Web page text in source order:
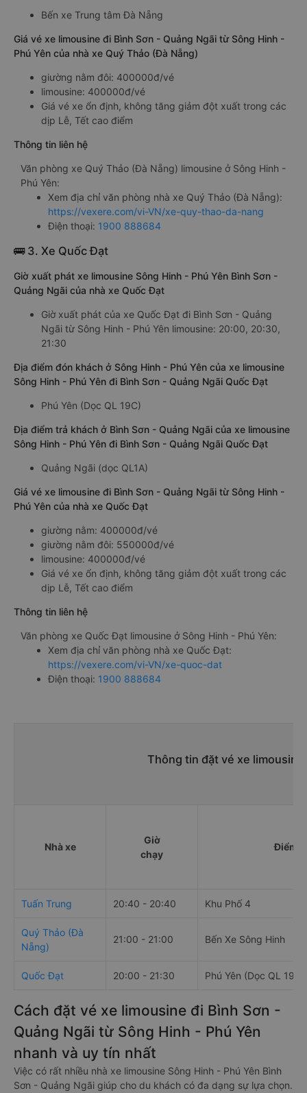
Bến xe Trung tâm Đà Nẵng
Giá vé xe limousine đi Bình Sơn - Quảng Ngãi từ Sông Hinh -
Phú Yên của nhà xe Quý Thảo (Đà Nẵng)
giường nằm đôi: 400000đ/vé
limousine: 400000đ/vé
Giá vé xe ổn định, không tăng giảm đột xuất trong các
dịp Lễ, Tết cao điểm
Thông tin liên hệ
Văn phòng xe Quý Thảo (Đà Nẵng) limousine ở Sông Hinh -
Phú Yên:
Xem địa chỉ văn phòng nhà xe Quý Thảo (Đà Nẵng):
https://vexere.com/vi-VN/xe-quy-thao-da-nang
Điện thoại: 1900 888684
🚌 3. Xe Quốc Đạt
Giờ xuất phát xe limousine Sông Hinh - Phú Yên Bình Sơn -
Quảng Ngãi của nhà xe Quốc Đạt
Giờ xuất phát của xe Quốc Đạt đi Bình Sơn - Quảng
Ngãi từ Sông Hinh - Phú Yên limousine: 20:00, 20:30,
21:30
Địa điểm đón khách ở Sông Hinh - Phú Yên của xe limousine
Sông Hinh - Phú Yên đi Bình Sơn - Quảng Ngãi Quốc Đạt
Phú Yên (Dọc QL 19C)
Địa điểm trả khách ở Bình Sơn - Quảng Ngãi của xe limousine
Sông Hinh - Phú Yên đi Bình Sơn - Quảng Ngãi Quốc Đạt
Quảng Ngãi (dọc QL1A)
Giá vé xe limousine đi Bình Sơn - Quảng Ngãi từ Sông Hinh -
Phú Yên của nhà xe Quốc Đạt
giường nằm: 400000đ/vé
giường nằm đôi: 550000đ/vé
limousine: 400000đ/vé
Giá vé xe ổn định, không tăng giảm đột xuất trong các
dịp Lễ, Tết cao điểm
Thông tin liên hệ
Văn phòng xe Quốc Đạt limousine ở Sông Hinh - Phú Yên:
Xem địa chỉ văn phòng nhà xe Quốc Đạt:
https://vexere.com/vi-VN/xe-quoc-dat
Điện thoại: 1900 888684
Thông tin đặt vé xe
Nhà xe
Giờ
chạy
Điểm
Tuấn Trung 20:40 - 20:40 Khu Phố 4
Quý Thảo (Đà
Nẵng)
21:00 - 21:00 Bến Xe Sông Hinh
Quốc Đạt 20:00 - 21:30 Phú Yên (Dọc QL 19C)
Cách đặt vé xe limousine đi Bình Sơn -
Quảng Ngãi từ Sông Hinh - Phú Yên
nhanh và uy tín nhất
Việc có rất nhiều nhà xe limousine Sông Hinh - Phú Yên Bình
Sơn - Quảng Ngãi giúp cho du khách có đa dạng sự lựa chọn.